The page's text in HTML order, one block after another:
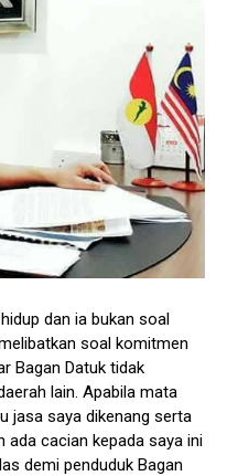
dan ia bukan soal
soal komitmen
Bagan Datuk tidak
lain. Apabila mata
jasa saya dikenang serta
ada cacian kepada saya ini
demi penduduk Bagan